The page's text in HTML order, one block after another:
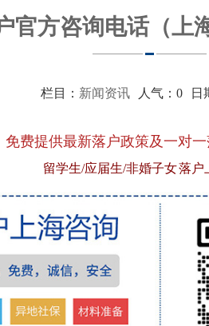
官方咨询电话（上
栏目： 新闻资讯人气： 0日
免费提供最新落户政策及一对
留学生/应届生/非婚子女 落户